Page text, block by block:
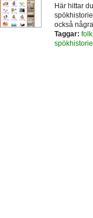
Här hittar
också
Taggar: